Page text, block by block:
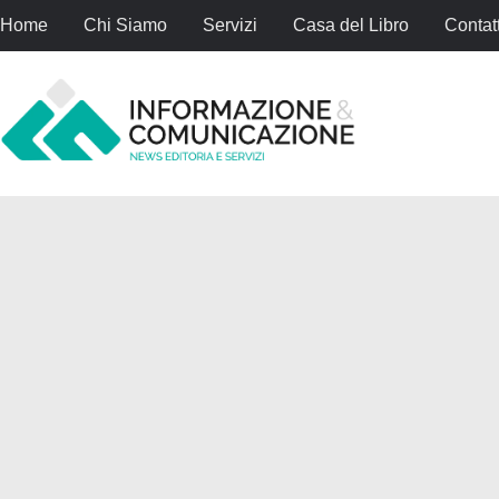
Home Chi Siamo Servizi Casa del Libro